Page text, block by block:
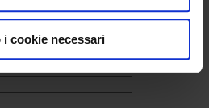
i cookie necessari